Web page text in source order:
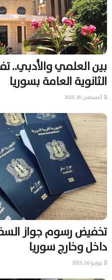
بين العلمي والأدبي..
الثانوية العامة بسوريا
أغسطس 30, 2025
تخفيض رسوم جواز
داخل وخارج سوريا
يونيو 26, 2025